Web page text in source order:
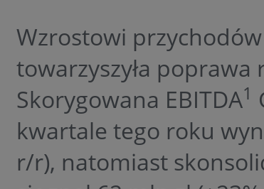
Wzrostowi
towarzyszyła poprawa
Skorygowana EBITDA1
kwartale tego roku
r/r), natomiast